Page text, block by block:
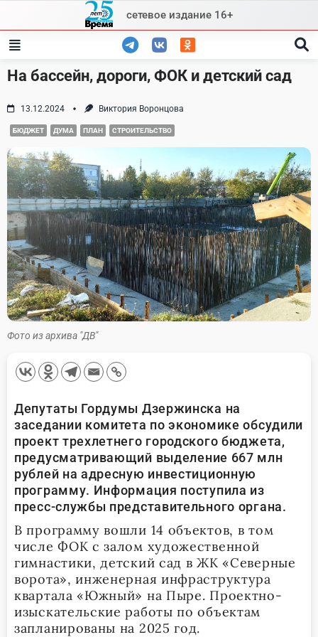
content
сетевое издание 16+
На бассейн, дороги, ФОК и детский сад
13.12.2024 Виктория Воронцова
БЮДЖЕТ ДУМА ПЛАН СТРОИТЕЛЬСТВО
Фото из архива "ДВ"
Депутаты Гордумы Дзержинска на
заседании комитета по экономике обсудили
проект трехлетнего городского бюджета,
предусматривающий выделение 667 млн
рублей на адресную инвестиционную
программу. Информация поступила из
пресс-службы представительного органа.
В программу вошли 14 объектов, в том
числе ФОК с залом художественной
гимнастики, детский сад в ЖК «Северные
ворота», инженерная инфраструктура
квартала «Южный» на Пыре. Проектно-
изыскательские работы по объектам
запланированы на 2025 год.